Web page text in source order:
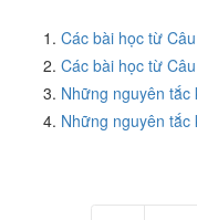
Các bài học từ
Các bài học từ
Những nguyên
Những nguyên